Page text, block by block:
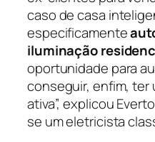
caso de casa
especificamente
iluminação
oportunidade para
conseguir, enfim, ter
ativa”, explicou
se um eletricista